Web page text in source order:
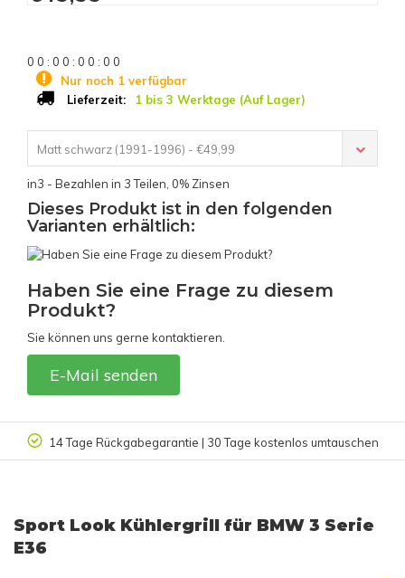
0 0 : 0 0 : 0 0 : 0 0
Nur noch 1 verfügbar
Lieferzeit:
1 bis 3 Werktage (Auf Lager)
Matt schwarz (1991-1996) - €49,99
in3 - Bezahlen in 3 Teilen, 0% Zinsen
Dieses Produkt ist in den folgenden
Varianten erhältlich:
Haben Sie eine Frage zu diesem
Produkt?
Sie können uns gerne kontaktieren.
E-Mail senden
14 Tage Rückgabegarantie | 30 Tage kostenlos umtauschen
Sport Look Kühlergrill für BMW 3 Serie
E36